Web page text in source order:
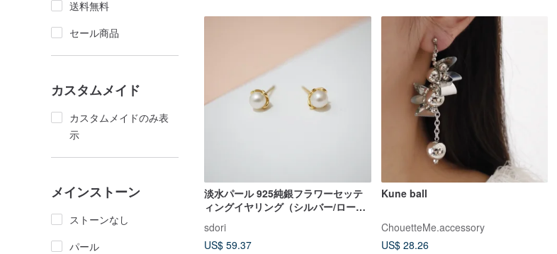
送料無料
セール商品
カスタムメイド
カスタムメイドのみ表
示
メインストーン
ストーンなし
パール
淡水パール 925純銀フラワーセッテ
ィングイヤリング（シルバー/ローズ
ゴールド/18Kゴールド）| パールコレ
クション
sdori
US$ 59.37
Kune ball
ChouetteMe.accessory
US$ 28.26